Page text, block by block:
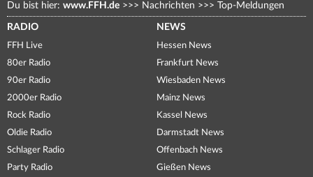
Du bist hier: www.FFH.de >>> Nachrichten >>> Top-Meldungen
RADIO
FFH Live
80er Radio
90er Radio
2000er Radio
Rock Radio
Oldie Radio
Schlager Radio
Party Radio
NEWS
Hessen News
Frankfurt News
Wiesbaden News
Mainz News
Kassel News
Darmstadt News
Offenbach News
Gießen News